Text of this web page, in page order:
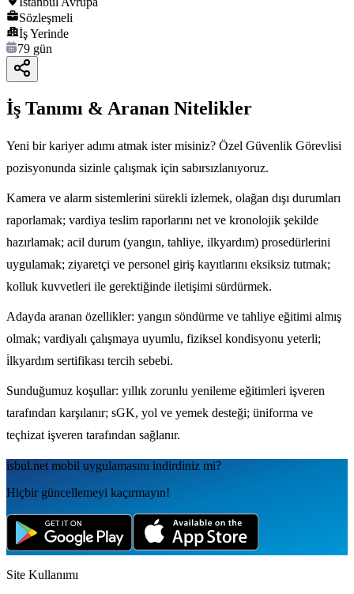
Sözleşmeli
İş Yerinde
79 gün
İş Tanımı & Aranan Nitelikler
Yeni bir kariyer adımı atmak ister misiniz? Özel Güvenlik Görevlisi
pozisyonunda sizinle çalışmak için sabırsızlanıyoruz.
Kamera ve alarm sistemlerini sürekli izlemek, olağan dışı durumları
raporlamak; vardiya teslim raporlarını net ve kronolojik şekilde
hazırlamak; acil durum (yangın, tahliye, ilkyardım) prosedürlerini
uygulamak; ziyaretçi ve personel giriş kayıtlarını eksiksiz tutmak;
kolluk kuvvetleri ile gerektiğinde iletişimi sürdürmek.
Adayda aranan özellikler: yangın söndürme ve tahliye eğitimi almış
olmak; vardiyalı çalışmaya uyumlu, fiziksel kondisyonu yeterli;
i̇lkyardım sertifikası tercih sebebi.
Sunduğumuz koşullar: yıllık zorunlu yenileme eğitimleri işveren
tarafından karşılanır; sGK, yol ve yemek desteği; üniforma ve
teçhizat işveren tarafından sağlanır.
isbul.net mobil uygulamаsını indirdiniz mi?
Hiçbir güncellemeyi kaçırmayın!
Site Kullanımı